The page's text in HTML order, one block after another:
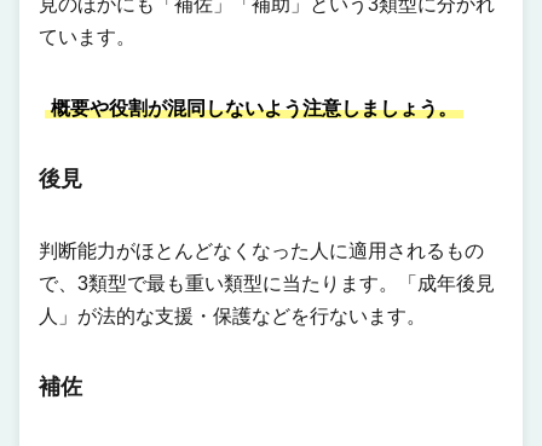
ています。
概要や役割が混同しないよう注意しましょう。
後見
判断能力がほとんどなくなった人に適用されるもの
で、3類型で最も重い類型に当たります。「成年後見
人」が法的な支援・保護などを行ないます。
補佐